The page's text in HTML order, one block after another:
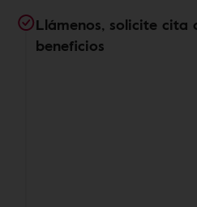
Llámenos, solicite cita
beneficios